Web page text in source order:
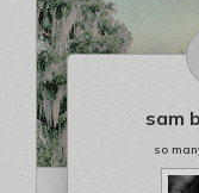
sam
so